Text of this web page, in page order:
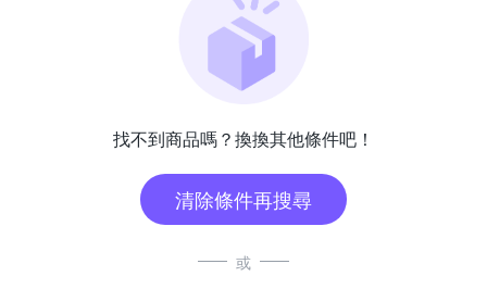
找不到商品嗎？換換其他條件吧！
清除條件再搜尋
或